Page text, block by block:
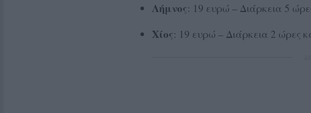
Λήμνος: 19 ευρώ – Διάρκεια 5
Χίος: 19 ευρώ – Διάρκεια 2 ώρες